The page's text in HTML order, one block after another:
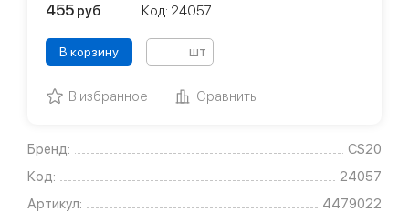
Бренд:
CS20
Код:
24057
Артикул:
4479022
455 руб Код: 24057
В корзину шт
В избранное Сравнить